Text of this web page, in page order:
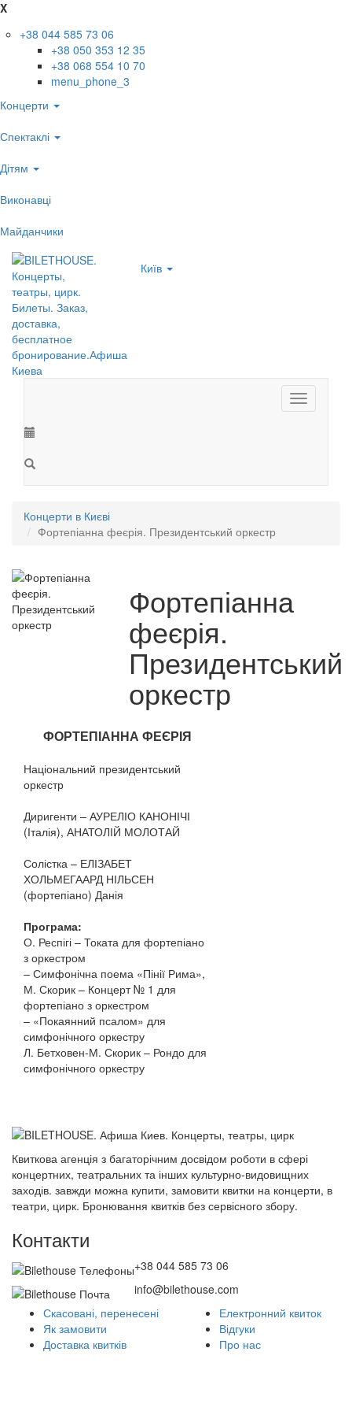
X
+38 044 585 73 06
+38 050 353 12 35
+38 068 554 10 70
menu_phone_3
Концерти
Спектаклі
Дітям
Виконавці
Майданчики
Київ
Toggle
navigation
Концерти в Києві
Фортепіанна феєрія. Президентський оркестр
Фортепіанна
феєрія.
Президентський
оркестр
ФОРТЕПІАННА ФЕЄРІЯ
Національний президентський
оркестр
Диригенти – АУРЕЛІО КАНОНІЧІ
(Італія), АНАТОЛІЙ МОЛОТАЙ
Солістка – ЕЛІЗАБЕТ
ХОЛЬМЕГААРД НІЛЬСЕН
(фортепіано) Данія
Програма:
О. Респігі – Токата для фортепіано
з оркестром
– Симфонічна поема «Пінії Рима»,
М. Скорик – Концерт № 1 для
фортепіано з оркестром
– «Покаянний псалом» для
симфонічного оркестру
Л. Бетховен-М. Скорик – Рондо для
симфонічного оркестру
Квиткова агенція з багаторічним досвідом роботи в сфері
концертних, театральних та інших культурно-видовищних
заходів. завжди можна купити, замовити квитки на концерти, в
театри, цирк. Бронювання квитків без сервісного збору.
Контакти
+38 044 585 73 06
info@bilethouse.com
Скасовані, перенесені
Як замовити
Доставка квитків
Електронний квиток
Відгуки
Про нас